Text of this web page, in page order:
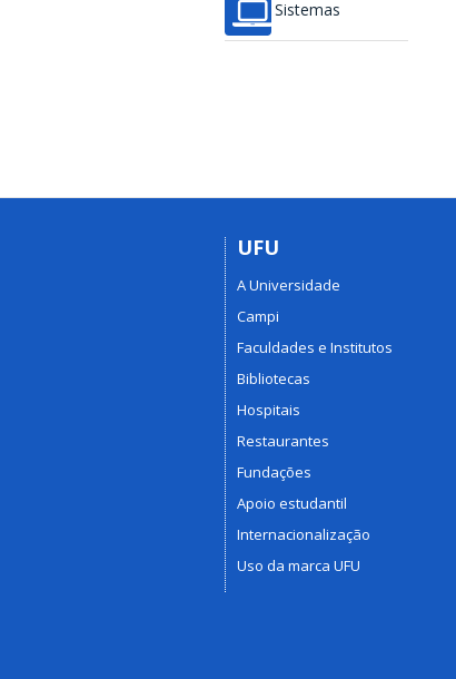
Sistemas
UFU
A Universidade
Campi
Faculdades e Institutos
Bibliotecas
Hospitais
Restaurantes
Fundações
Apoio estudantil
Internacionalização
Uso da marca UFU